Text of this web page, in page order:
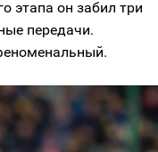
этапа он забил три
передачи.